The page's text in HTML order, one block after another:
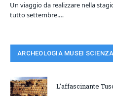
Un viaggio da realizzare nella
tutto settembre.…
ARCHEOLOGIA MUSEI SCIENZA
L’affascinante